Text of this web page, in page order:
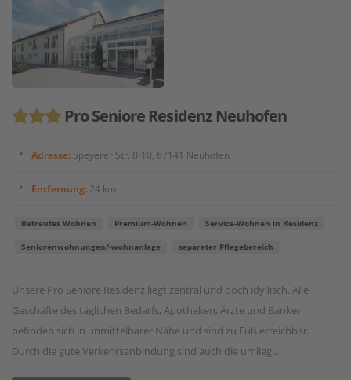
Pro Seniore Residenz Neuhofen
Adresse: Speyerer Str. 8-10, 67141 Neuhofen
Entfernung: 24 km
Betreutes Wohnen Premium-Wohnen Service-Wohnen in Residenz
Seniorenwohnungen/-wohnanlage separater Pflegebereich
Unsere Pro Seniore Residenz liegt zentral und doch idyllisch. Alle
Geschäfte des täglichen Bedarfs, Apotheken, Ärzte und Banken
befinden sich in unmittelbarer Nähe und sind zu Fuß erreichbar.
Durch die gute Verkehrsanbindung sind auch die umlieg...